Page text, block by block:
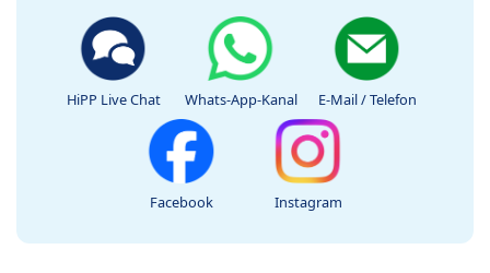
HiPP Live Chat Whats-App-Kanal E-Mail / Telefon
Facebook Instagram